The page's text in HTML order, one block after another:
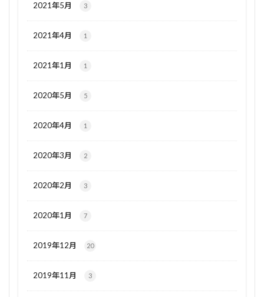
2021年5月 3
2021年4月 1
2021年1月 1
2020年5月 5
2020年4月 1
2020年3月 2
2020年2月 3
2020年1月 7
2019年12月 20
2019年11月 3